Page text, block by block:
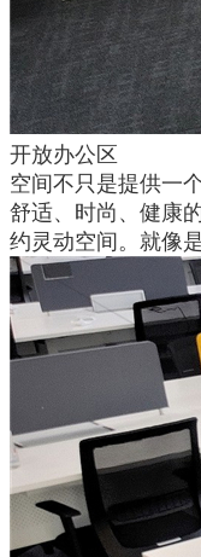
开放办公区
空间不只是提供一
舒适、时尚、健康
约灵动空间。就像